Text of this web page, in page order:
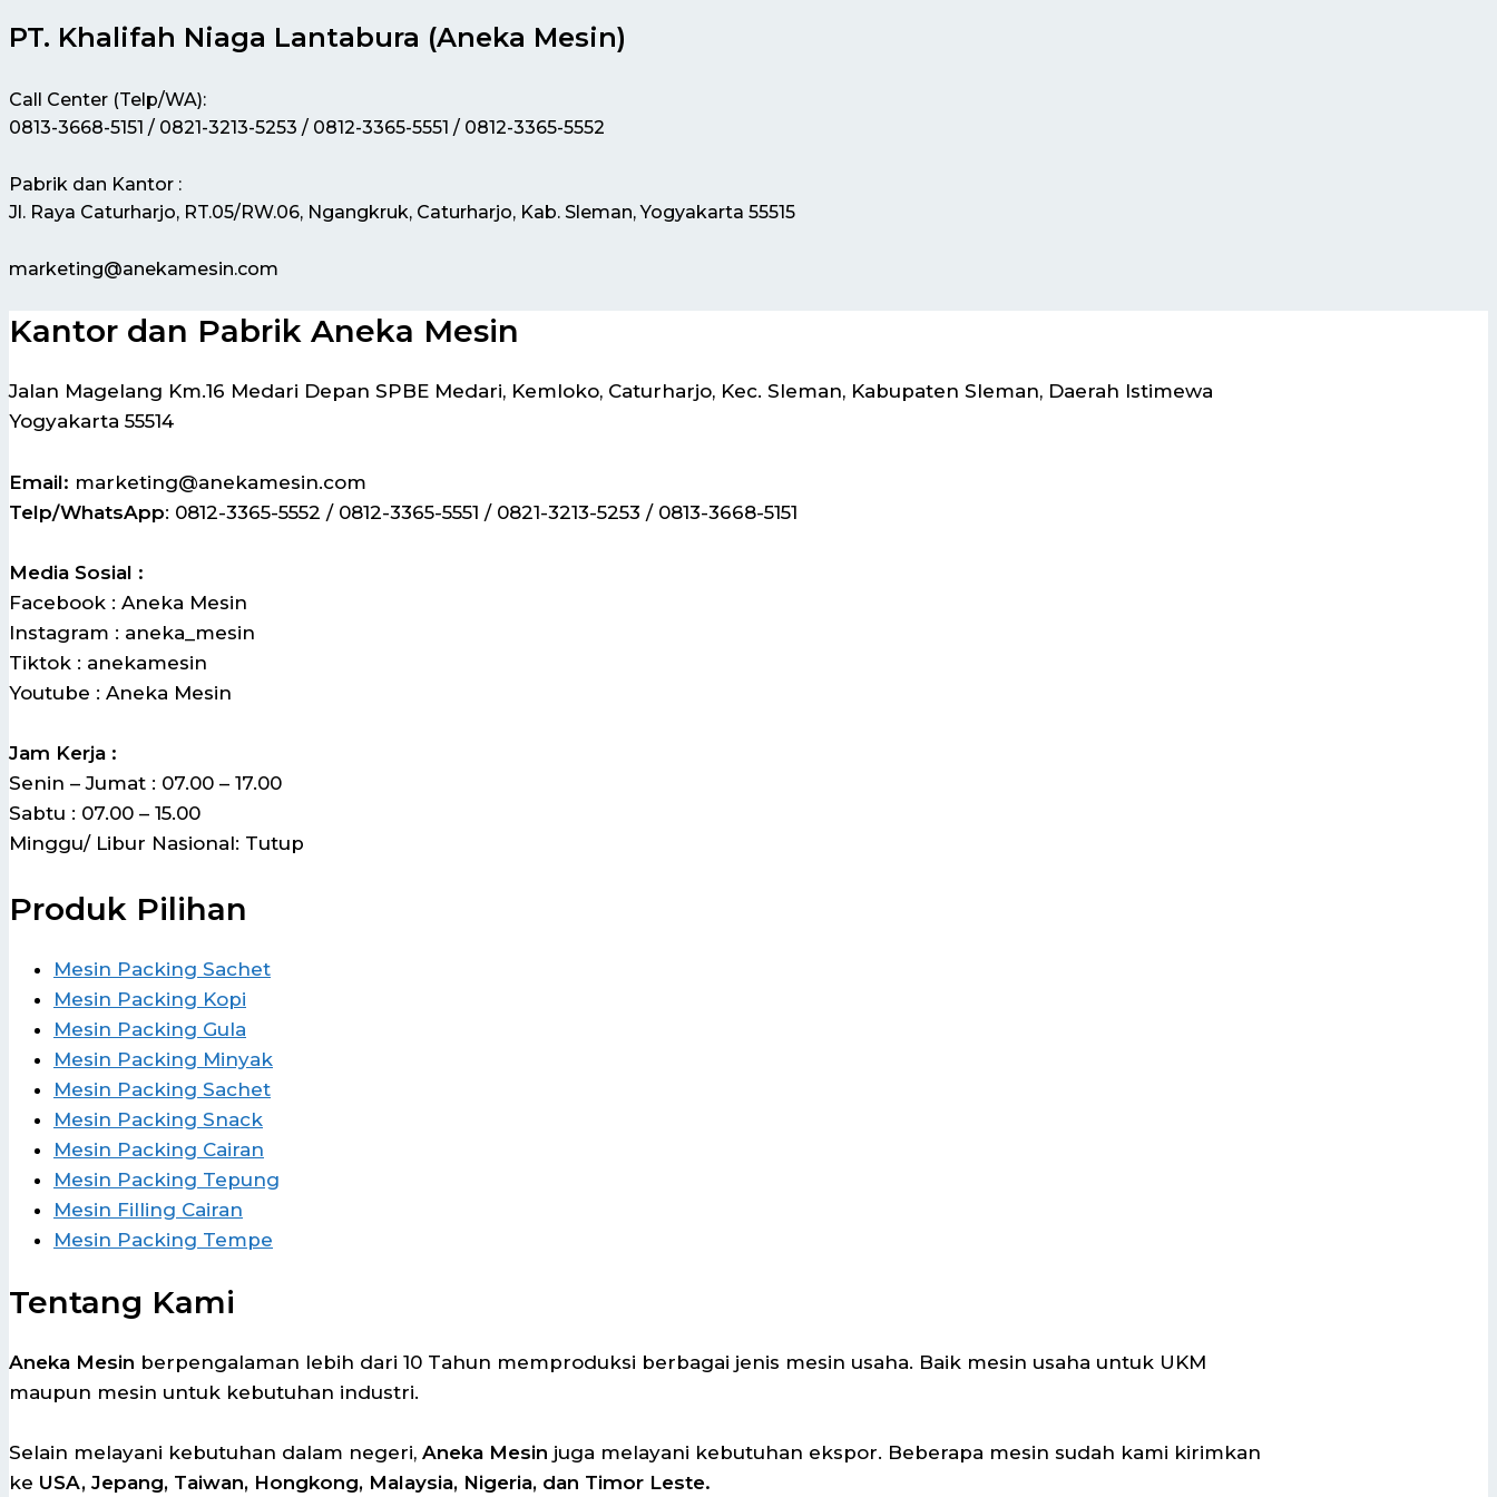
PT. Khalifah Niaga Lantabura (Aneka Mesin)
Call Center (Telp/WA):
0813-3668-5151 / 0821-3213-5253 / 0812-3365-5551 / 0812-3365-5552
Pabrik dan Kantor :
Jl. Raya Caturharjo, RT.05/RW.06, Ngangkruk, Caturharjo, Kab. Sleman, Yogyakarta 55515
marketing@anekamesin.com
Kantor dan Pabrik Aneka Mesin
Jalan Magelang Km.16 Medari Depan SPBE Medari, Kemloko, Caturharjo, Kec. Sleman, Kabupaten Sleman, Daerah Istimewa
Yogyakarta 55514
Email: marketing@anekamesin.com
Telp/WhatsApp: 0812-3365-5552 / 0812-3365-5551 / 0821-3213-5253 / 0813-3668-5151
Media Sosial :
Facebook : Aneka Mesin
Instagram : aneka_mesin
Tiktok : anekamesin
Youtube : Aneka Mesin
Jam Kerja :
Senin – Jumat : 07.00 – 17.00
Sabtu : 07.00 – 15.00
Minggu/ Libur Nasional: Tutup
Produk Pilihan
Mesin Packing Sachet
Mesin Packing Kopi
Mesin Packing Gula
Mesin Packing Minyak
Mesin Packing Sachet
Mesin Packing Snack
Mesin Packing Cairan
Mesin Packing Tepung
Mesin Filling Cairan
Mesin Packing Tempe
Tentang Kami
Aneka Mesin berpengalaman lebih dari 10 Tahun memproduksi berbagai jenis mesin usaha. Baik mesin usaha untuk UKM
maupun mesin untuk kebutuhan industri.
Selain melayani kebutuhan dalam negeri, Aneka Mesin juga melayani kebutuhan ekspor. Beberapa mesin sudah kami kirimkan
ke USA, Jepang, Taiwan, Hongkong, Malaysia, Nigeria, dan Timor Leste.